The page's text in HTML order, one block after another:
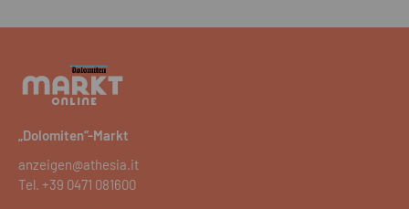
„Dolomiten“-Markt
anzeigen@athesia.it
Tel. +39 0471 081600